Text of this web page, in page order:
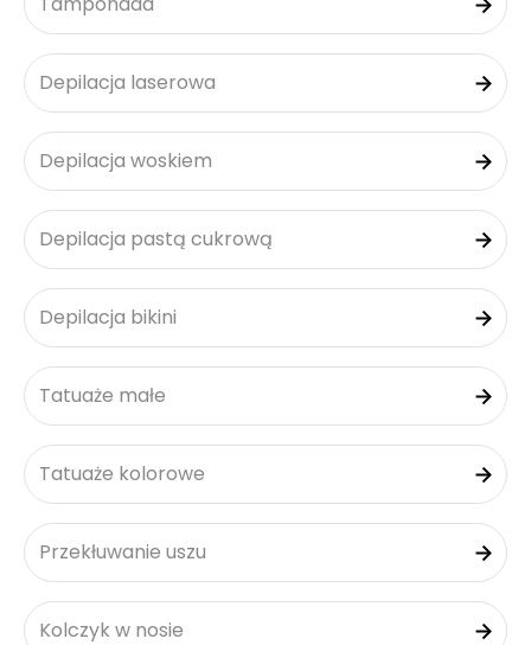
Depilacja laserowa
Depilacja woskiem
Depilacja pastą cukrową
Depilacja bikini
Tatuaże małe
Tatuaże kolorowe
Przekłuwanie uszu
Kolczyk w nosie